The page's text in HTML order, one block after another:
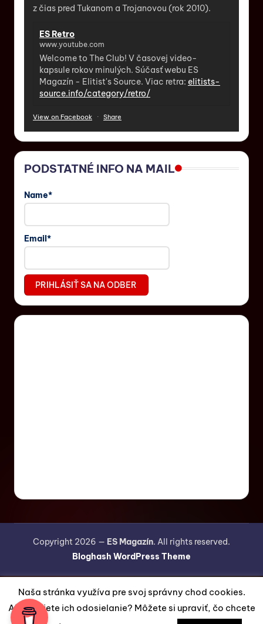
z čias pred Tukanom a Trojanovou (rok 2010).
ES Retro
www.youtube.com
Welcome to The Club! V časovej video-
kapsule rokov minulých. Súčasť webu ES
Magazín - Elitist's Source. Viac retra: elitists-
source.info/category/retro/
View on Facebook · Share
PODSTATNÉ INFO NA MAIL
Name*
Email*
Copyright 2026 — ES Magazín. All rights reserved.
Bloghash WordPress Theme
Naša stránka využíva pre svoj správny chod cookies.
Akceptujete ich odosielanie? Môžete si upraviť, čo chcete